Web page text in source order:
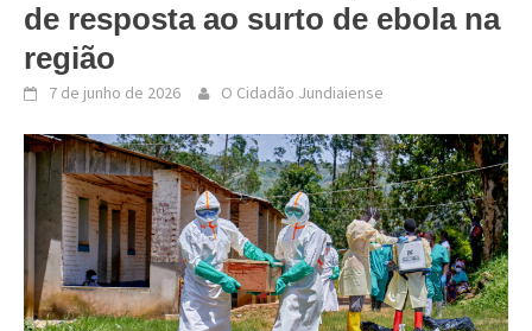
de resposta ao surto de ebola na
região
7 de junho de 2026 O Cidadão Jundiaiense